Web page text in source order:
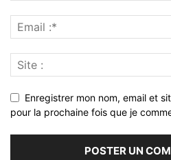
Enregistrer mon nom, email et
pour la prochaine fois que je